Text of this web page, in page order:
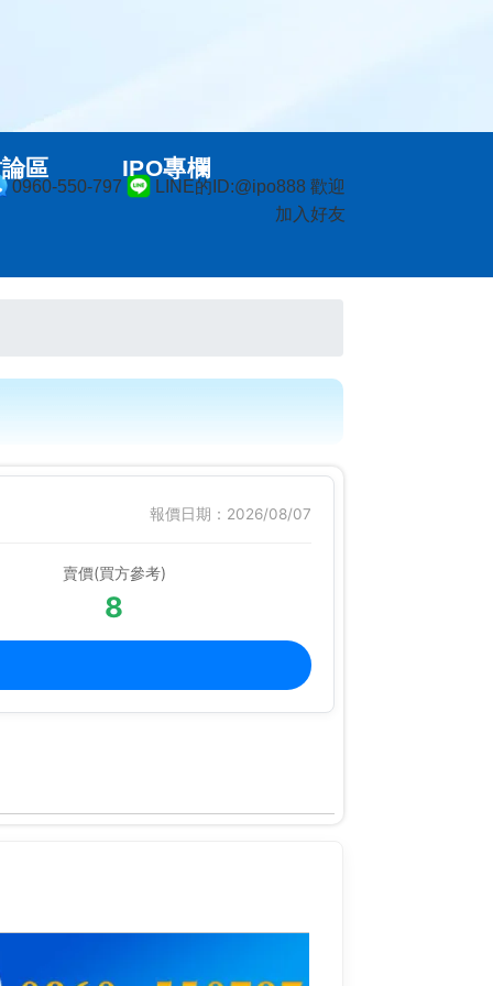
0960-550-797
LINE的ID:@ipo888 歡迎
加入好友
區 IPO專欄
報價日期：2026/08/07
賣價(買方參考)
8